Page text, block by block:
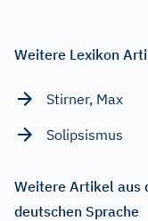
Weitere Lexikon
Stirner, Max
Solipsismus
Weitere Artikel aus
deutschen Sprache